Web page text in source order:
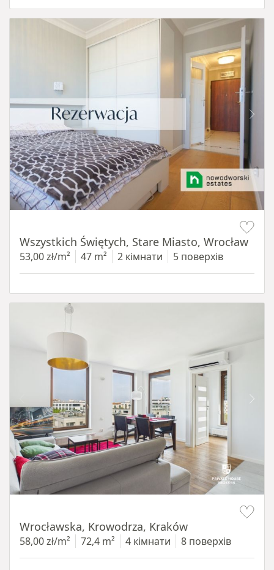
Wszystkich Świętych, Stare Miasto, Wrocław
53,00 zł/m² 47 m² 2 кімнати 5 поверхів
Wrocławska, Krowodrza, Kraków
58,00 zł/m² 72,4 m² 4 кімнати 8 поверхів